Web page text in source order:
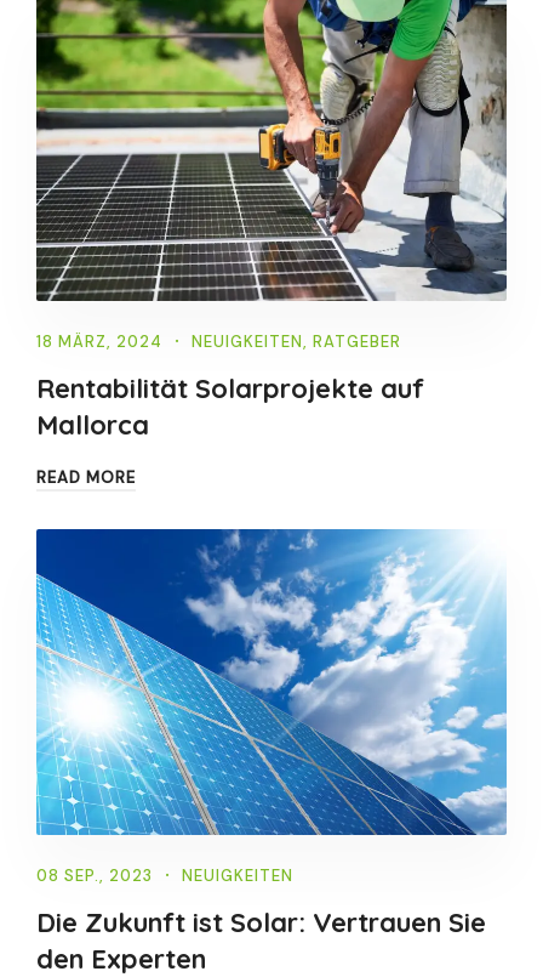
18 MÄRZ, 2024 NEUIGKEITEN, RATGEBER
Rentabilität Solarprojekte auf
Mallorca
READ MORE
08 SEP., 2023 NEUIGKEITEN
Die Zukunft ist Solar: Vertrauen Sie
den Experten